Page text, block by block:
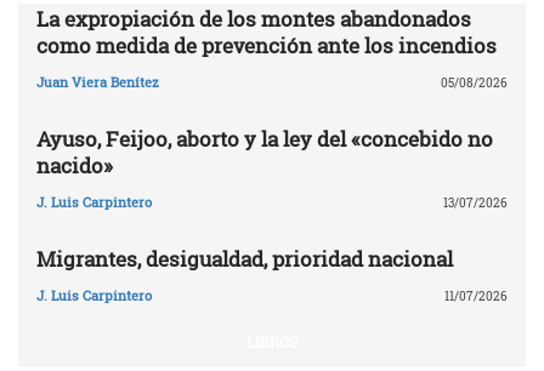
La expropiación de los montes abandonados
como medida de prevención ante los incendios
Juan Viera Benítez 05/08/2026
Ayuso, Feijoo, aborto y la ley del «concebido no
nacido»
J. Luis Carpintero 13/07/2026
Migrantes, desigualdad, prioridad nacional
J. Luis Carpintero 11/07/2026